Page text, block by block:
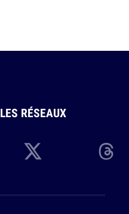
LES RÉSEAUX